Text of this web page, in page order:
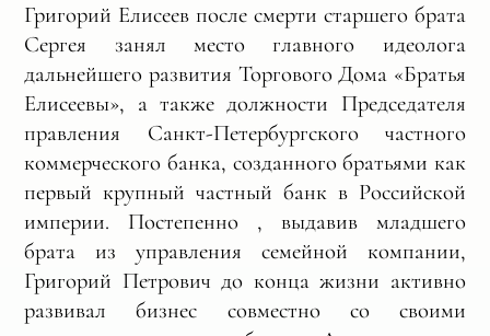
Григорий Елисеев после смерти старшего брата
Сергея занял место главного идеолога
дальнейшего развития Торгового Дома «Братья
Елисеевы», а также должности Председателя
правления Санкт-Петербургского частного
коммерческого банка, созданного братьями как
первый крупный частный банк в Российской
империи. Постепенно , выдавив младшего
брата из управления семейной компании,
Григорий Петрович до конца жизни активно
развивал бизнес совместно со своими